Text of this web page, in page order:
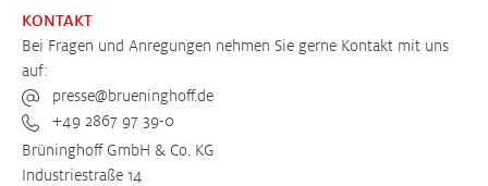
KONTAKT
Bei Fragen und Anregungen nehmen Sie gerne Kontakt mit uns
auf:
presse@brueninghoff.de
+49 2867 97 39-0
Brüninghoff GmbH & Co. KG
Industriestraße 14